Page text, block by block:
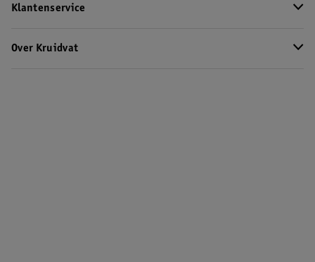
Klantenservice
Over Kruidvat